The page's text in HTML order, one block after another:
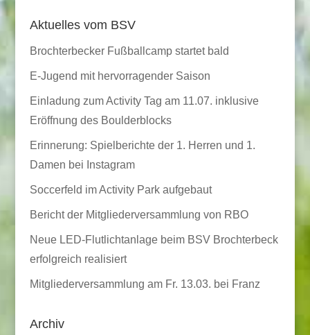
Aktuelles vom BSV
Brochterbecker Fußballcamp startet bald
E-Jugend mit hervorragender Saison
Einladung zum Activity Tag am 11.07. inklusive
Eröffnung des Boulderblocks
Erinnerung: Spielberichte der 1. Herren und 1.
Damen bei Instagram
Soccerfeld im Activity Park aufgebaut
Bericht der Mitgliederversammlung von RBO
Neue LED-Flutlichtanlage beim BSV Brochterbeck
erfolgreich realisiert
Mitgliederversammlung am Fr. 13.03. bei Franz
Archiv